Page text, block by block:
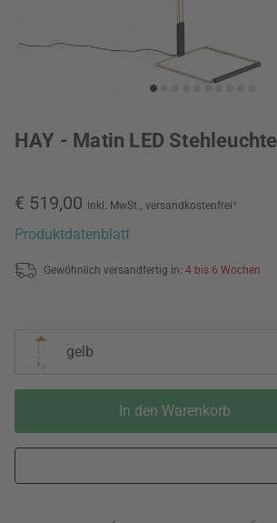
HAY - Matin LED Stehleuchte
€ 519,00 inkl. MwSt., versandkostenfrei*
Produktdatenblatt
Gewöhnlich versandfertig in: 4 bis 6 Wochen
gelb
In den Warenkorb